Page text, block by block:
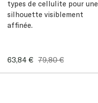
types de cellulite pour une
silhouette visiblement
affinée.
Prix
63,84 € Prix
79,80 €